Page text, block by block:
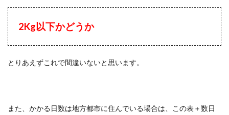
2Kg以下かどうか
とりあえずこれで間違いないと思います。
また、かかる日数は地方都市に住んでいる場合は、この表＋数日